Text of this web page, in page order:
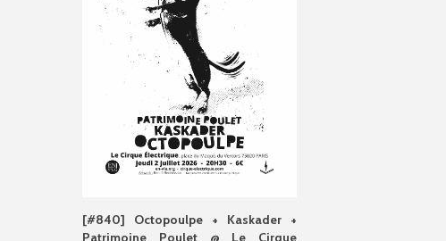
[#840] Octopoulpe + Kaskader +
Patrimoine Poulet @ Le Cirque